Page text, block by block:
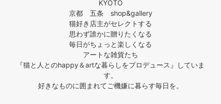
KYOTO
京都 五条 shop&gallery
猫好き店主がセレクトする
思わず誰かに贈りたくなる
毎日がちょっと楽しくなる
アートな雑貨たち
『猫と人とのhappy＆artな暮らしをプロデュース』していま
す。
好きなものに囲まれてご機嫌に暮らす毎日を。